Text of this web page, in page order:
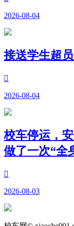
2026-08-04
接送学生超

2026-08-04
校车停运，
做了一次“全

2026-08-03